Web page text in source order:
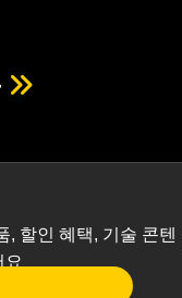
할인 혜택, 기술 콘텐
요